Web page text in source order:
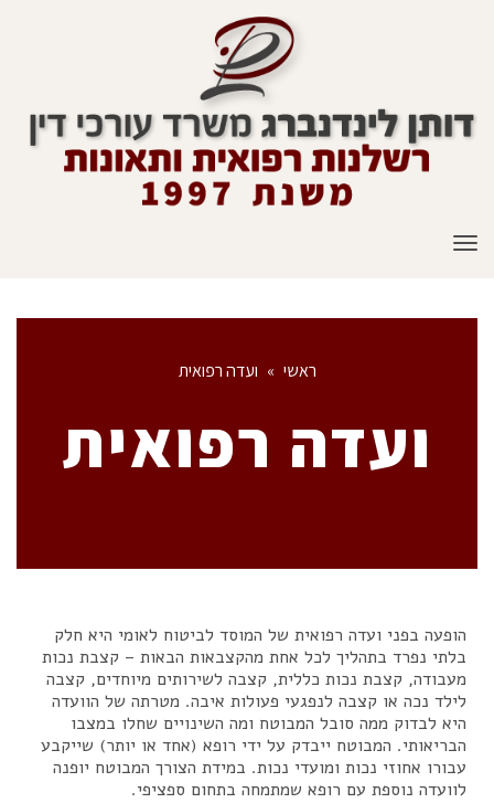
תפריט
ראשי » ועדה רפואית
ועדה רפואית
הופעה בפני ועדה רפואית של המוסד לביטוח לאומי היא חלק
בלתי נפרד בתהליך לכל אחת מהקצבאות הבאות – קצבת נכות
מעבודה, קצבת נכות כללית, קצבה לשירותים מיוחדים, קצבה
לילד נכה או קצבה לנפגעי פעולות איבה. מטרתה של הוועדה
היא לבדוק ממה סובל המבוטח ומה השינויים שחלו במצבו
הבריאותי. המבוטח ייבדק על ידי רופא (אחד או יותר) שייקבע
עבורו אחוזי נכות ומועדי נכות. במידת הצורך המבוטח יופנה
לוועדה נוספת עם רופא שמתמחה בתחום ספציפי.